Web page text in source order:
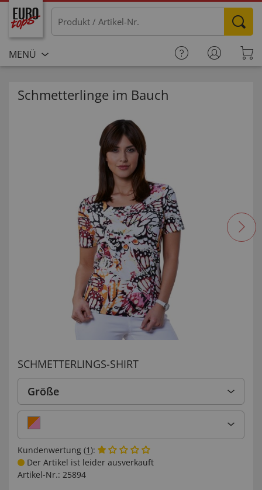
MENÜ
Schmetterlinge im Bauch
SCHMETTERLINGS-SHIRT
Größe
Kundenwertung (1):
Der Artikel ist leider ausverkauft
Artikel-Nr.: 25894